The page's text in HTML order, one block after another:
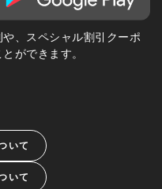
、スペシャル割引クーポ
ができます。
いて
いて